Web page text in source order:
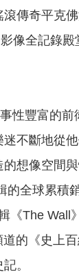
傳奇平克
像全記錄
性豐富的
不斷地從
想像空間
全球累
The
的《史上
。